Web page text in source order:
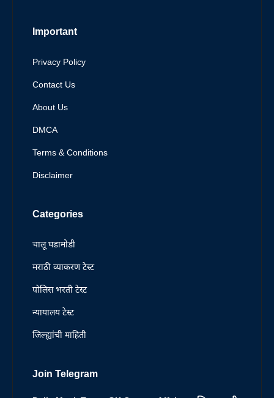
Important
Privacy Policy
Contact Us
About Us
DMCA
Terms & Conditions
Disclaimer
Categories
चालू घडामोडी
मराठी व्याकरण टेस्ट
पोलिस भरती टेस्ट
न्यायालय टेस्ट
जिल्ह्यांची माहिती
Join Telegram